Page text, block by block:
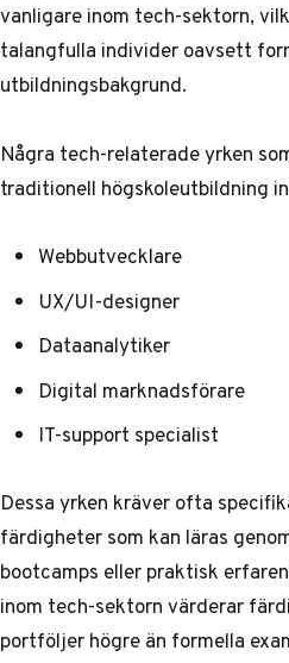
vanligare inom tech-sektorn,
talangfulla individer oavsett
utbildningsbakgrund.
Några tech-relaterade yrken
traditionell högskoleutbildning
Webbutvecklare
UX/UI-designer
Dataanalytiker
Digital marknadsförare
IT-support specialist
Dessa yrken kräver ofta
färdigheter som kan läras
bootcamps eller praktisk
inom tech-sektorn värderar
portföljer högre än formella